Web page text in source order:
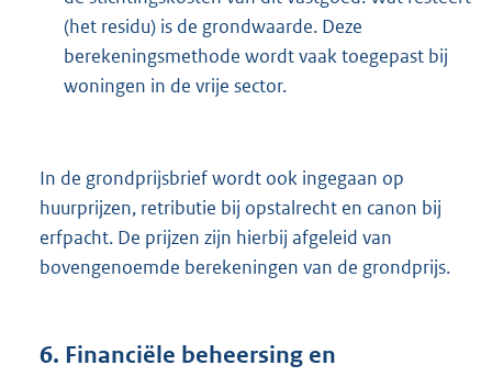
(het residu) is de grondwaarde. Deze
berekeningsmethode wordt vaak toegepast bij
woningen in de vrije sector.
In de grondprijsbrief wordt ook ingegaan op
huurprijzen, retributie bij opstalrecht en canon bij
erfpacht. De prijzen zijn hierbij afgeleid van
bovengenoemde berekeningen van de grondprijs.
6. Financiële beheersing en